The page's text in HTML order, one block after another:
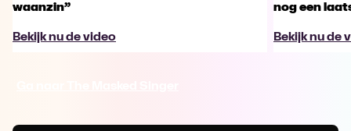
waanzin”
Bekijk nu de video
nog een
Bekijk nu de